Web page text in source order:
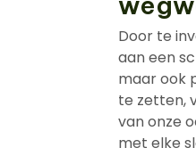
Door te
aan een
maar ook
te zetten,
van onze
met elke